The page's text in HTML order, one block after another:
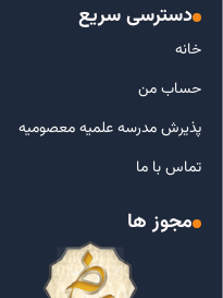
دسترسی سریع
خانه
حساب من
پذیرش مدرسه علمیه معصومیه
تماس با ما
مجوز ها